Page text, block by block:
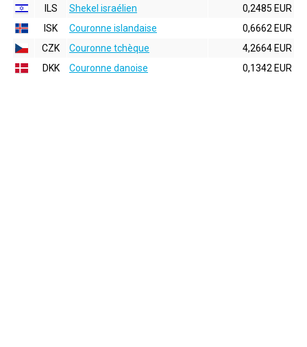
ILS
Shekel israélien
0,2485 EUR
ISK
Couronne islandaise
0,6662 EUR
CZK
Couronne tchèque
4,2664 EUR
DKK
Couronne danoise 0,1342 EUR